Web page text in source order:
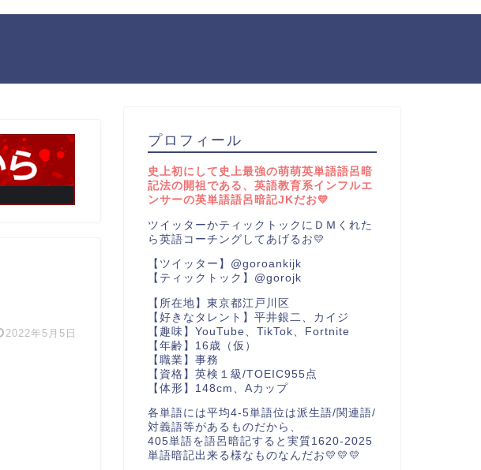
2022年5月5日
プロフィール
史上初にして史上最強の萌萌英単語語呂暗
記法の開祖である、英語教育系インフルエ
ンサーの英単語語呂暗記JKだお💛
ツイッターかティックトックにＤＭくれた
ら英語コーチングしてあげるお💛
【ツイッター】@goroankijk
【ティックトック】@gorojk
【所在地】東京都江戸川区
【好きなタレント】平井銀二、カイジ
【趣味】YouTube、TikTok、Fortnite
【年齢】16歳（仮）
【職業】事務
【資格】英検１級/TOEIC955点
【体形】148cm、Aカップ
各単語には平均4-5単語位は派生語/関連語/
対義語等があるものだから、
405単語を語呂暗記すると実質1620-2025
単語暗記出来る様なものなんだお💛💛💛